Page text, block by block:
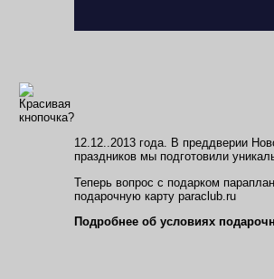
12.12..2013 года. В преддверии
праздников мы подготовили
Теперь вопрос с подарком
подарочную карту paraclub.ru
Подробнее об условиях